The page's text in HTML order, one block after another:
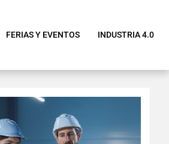
FERIAS Y EVENTOS INDUSTRIA 4.0